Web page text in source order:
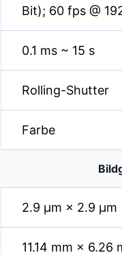
Bit); 60 fps @
0.1 ms ~ 15 s
Rolling-Shutter
Farbe
2.9 µm × 2.9 µm
11.14 mm × 6.26